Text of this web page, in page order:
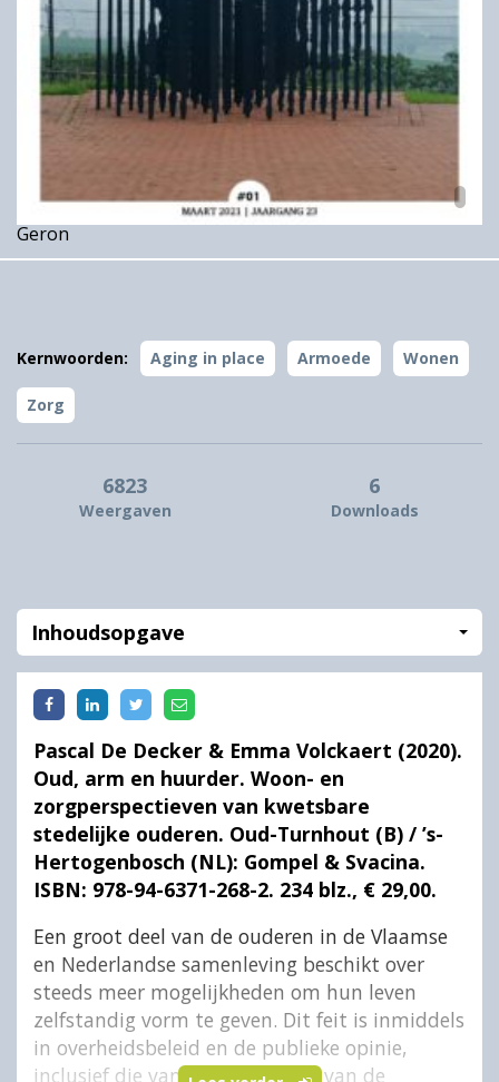
Geron
Kernwoorden: Aging in place Armoede Wonen
Zorg
6823
Weergaven
6
Downloads
Inhoudsopgave
Pascal De Decker & Emma Volckaert (2020).
Oud, arm en huurder. Woon- en
zorgperspectieven van kwetsbare
stedelijke ouderen. Oud-Turnhout (B) / ’s-
Hertogenbosch (NL): Gompel & Svacina.
ISBN: 978-94-6371-268-2. 234 blz., € 29,00.
Een groot deel van de ouderen in de Vlaamse
en Nederlandse samenleving beschikt over
steeds meer mogelijkheden om hun leven
zelfstandig vorm te geven. Dit feit is inmiddels
in overheidsbeleid en de publieke opinie,
inclusief die van een groot deel van de